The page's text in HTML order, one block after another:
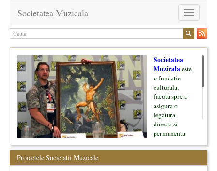
Toggle
navigation
Societatea Muzicala
Societatea
Muzicalaeste
o fundatie
culturala,
facuta spre a
asigura o
legatura
directa si
permanenta
oamenii ei, pe
Proiectele Societatii Muzicale